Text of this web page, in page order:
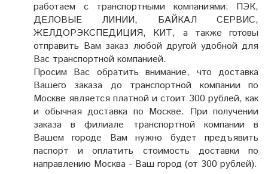
работаем с транспортными компаниями: ПЭК,
ДЕЛОВЫЕ ЛИНИИ, БАЙКАЛ СЕРВИС,
ЖЕЛДОРЭКСПЕДИЦИЯ, КИТ, а также готовы
отправить Вам заказ любой другой удобной для
Вас транспортной компанией.
Просим Вас обратить внимание, что доставка
Вашего заказа до транспортной компании по
Москве является платной и стоит 300 рублей, как
и обычная доставка по Москве. При получении
заказа в филиале транспортной компании в
Вашем городе Вам нужно будет предъявить
паспорт и оплатить стоимость доставки по
направлению Москва - Ваш город (от 300 рублей).